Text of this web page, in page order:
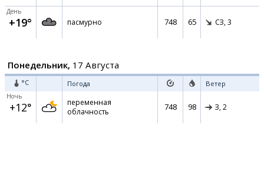
День
+19° пасмурно 748 65 СЗ, 3
Понедельник, 17 Августа
°C Погода Ветер
Ночь
+12°
переменная
облачность
748 98 З, 2